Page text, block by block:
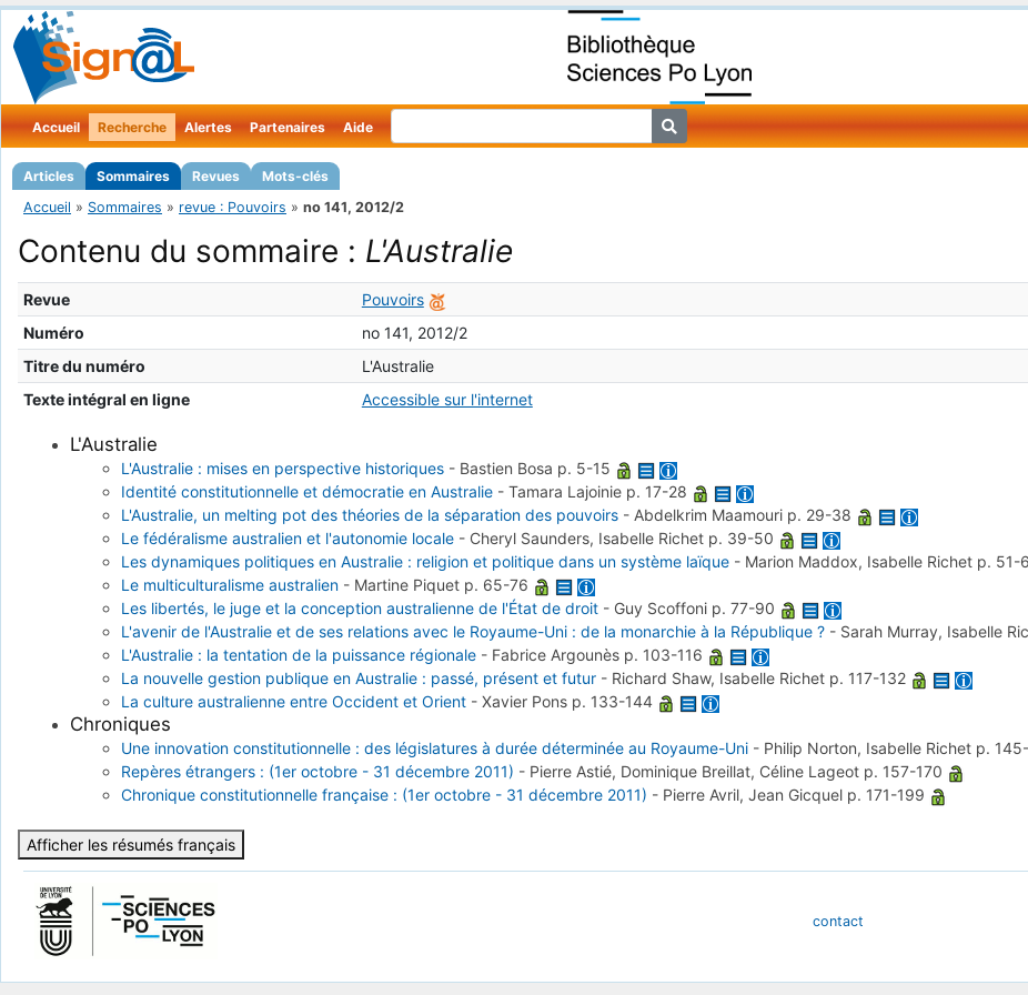
Accueil Recherche
Articles Sommaires Revues Mots-clés
Alertes Partenaires Aide
Accueil » Sommaires » revue : Pouvoirs » no 141, 2012/2
Contenu du sommaire : L'Australie
Revue
Pouvoirs
Numéro
no 141, 2012/2
Titre du numéro
L'Australie
Texte intégral en ligne
Accessible sur l'internet
L'Australie
L'Australie : mises en perspective historiques - Bastien Bosa p. 5-15
Identité constitutionnelle et démocratie en Australie -Tamara Lajoinie p. 17-28
L'Australie, un melting pot des théories de la séparation des pouvoirs -Abdelkrim Maamouri p. 29-38
Le fédéralisme australien et l'autonomie locale - Cheryl Saunders, Isabelle Richet p. 39-50
Les dynamiques politiques en Australie : religion et politique dans un système laïque - Marion Maddox, Isabelle Richet p. 51-
Le multiculturalisme australien - Martine Piquet p. 65-76
Les libertés, le juge et la conception australienne de l'État de droit - Guy Scoffoni p. 77-90
L'avenir de l'Australie et de ses relations avec le Royaume-Uni : de la monarchie à la République ? - Sarah Murray, Isabelle
L'Australie : la tentation de la puissance régionale - Fabrice Argounès p. 103-116
La nouvelle gestion publique en Australie : passé, présent et futur - Richard Shaw, Isabelle Richet p. 117-132
La culture australienne entre Occident et Orient -Xavier Pons p. 133-144
Chroniques
Une innovation constitutionnelle : des législatures à durée déterminée au Royaume-Uni - Philip Norton, Isabelle Richet p.
Repères étrangers : (1er octobre - 31 décembre 2011) - Pierre Astié, Dominique Breillat, Céline Lageot p. 157-170
Chronique constitutionnelle française : (1er octobre - 31 décembre 2011) - Pierre Avril, Jean Gicquel p. 171-199
Afficher les résumés français
contact